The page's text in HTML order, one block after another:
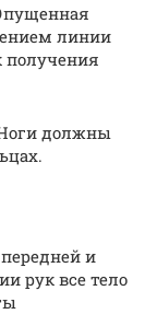
линии
получения
должны
и
рук все тело